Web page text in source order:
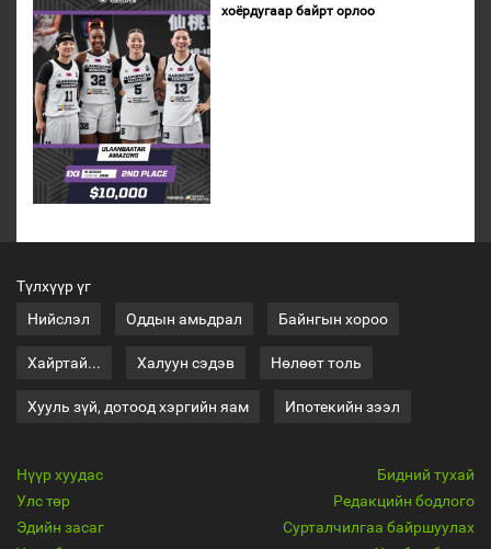
хоёрдугаар байрт орлоо
Түлхүүр үг
Нийслэл
Оддын амьдрал Байнгын хороо
Хайртай... Халуун сэдэв Нөлөөт толь
Хууль зүй, дотоод хэргийн яам Ипотекийн зээл
Нүүр хуудас
Улс төр
Эдийн засаг
Бидний тухай
Редакцийн бодлого
Сурталчилгаа байршуулах